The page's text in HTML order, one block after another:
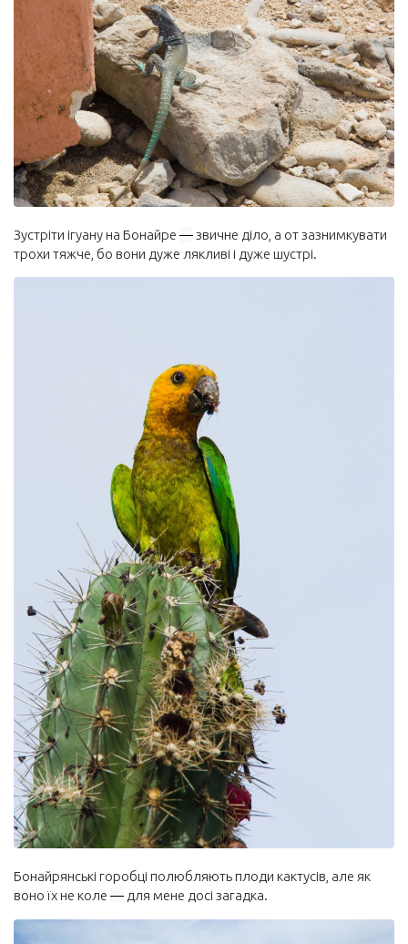
Зустріти ігуану на Бонайре —звичне діло, а от зазнимкувати
трохи тяжче, бо вони дуже лякливі і дуже шустрі.
Бонайрянські горобці полюбляють плоди кактусів, але як
воно їх не коле — для мене досі загадка.